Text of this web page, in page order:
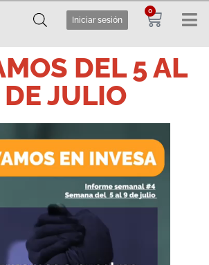
Iniciar sesión
0
DEL 5 AL
JULIO